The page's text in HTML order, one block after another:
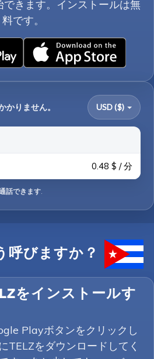
きます。インストールは無
料です。
かりません。 USD ($)
0.48 $ / 分
話できます.
呼びますか？
をインストールす
Playボタンをクリックし
TELZをダウンロードしてく